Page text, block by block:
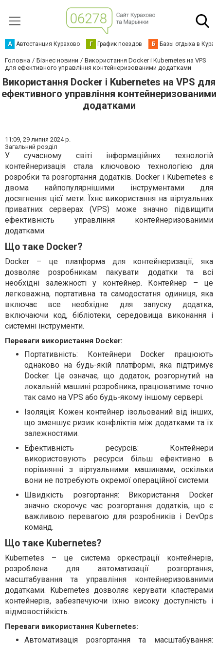
А Автостанция Курахово Г График поездов Б Базы отдыха в
Головна Бізнес новини
Використання Docker і Kubernetes на VPS
для ефективного управління контейнеризованими додатками
Використання Docker і Kubernetes на VPS для
ефективного управління контейнеризованими
додатками
11:09, 29 липня 2024 р.
Загальний розділ
У сучасному світі інформаційних технологій
контейнеризація стала ключовою технологією для
розробки та розгортання додатків. Docker і Kubernetes є
двома найпопулярнішими інструментами для
досягнення цієї мети. Їхнє використання на віртуальних
приватних серверах (VPS) може значно підвищити
ефективність управління контейнеризованими
додатками.
Що таке Docker?
Docker – це платформа для контейнеризації, яка
дозволяє розробникам пакувати додатки та всі
необхідні залежності у контейнер. Контейнер – це
легковажна, портативна та самодостатня одиниця, яка
включає все необхідне для запуску додатка,
включаючи код, бібліотеки, середовища виконання і
системні інструменти.
Переваги використання Docker:
Портативність: Контейнери Docker працюють
однаково на будь-якій платформі, яка підтримує
Docker. Це означає, що додаток, розгорнутий на
локальній машині розробника, працюватиме точно
так само на VPS або будь-якому іншому сервері.
Ізоляція: Кожен контейнер ізольований від інших,
що зменшує ризик конфліктів між додатками та їх
залежностями.
Ефективність ресурсів: Контейнери
використовують ресурси більш ефективно в
порівнянні з віртуальними машинами, оскільки
вони не потребують окремої операційної системи.
Швидкість розгортання: Використання Docker
значно скорочує час розгортання додатків, що є
важливою перевагою для розробників і DevOps
команд.
Що таке Kubernetes?
Kubernetes – це система оркестрації контейнерів,
розроблена для автоматизації розгортання,
масштабування та управління контейнеризованими
додатками. Kubernetes дозволяє керувати кластерами
контейнерів, забезпечуючи їхню високу доступність і
відмовостійкість.
Переваги використання Kubernetes:
Автоматизація розгортання та масштабування: